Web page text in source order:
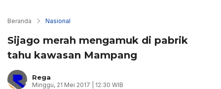
Beranda Nasional
Sijago merah mengamuk di pabrik
tahu kawasan Mampang
Rega
Minggu, 21 Mei 2017 | 12:30 WIB